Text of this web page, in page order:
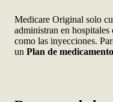
Medicare Original solo
administran en
como las inyecciones.
un Plan de